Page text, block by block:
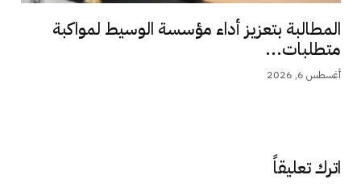
المطالبة بتعزيز أداء مؤسسة الوسيط لمواكبة
متطلبات...
أغسطس 6, 2026
اترك تعليقاً